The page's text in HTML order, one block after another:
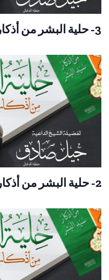
3- حلية البشر من أذكار سيد البشر
2- حلية البشر من أذكار سيد البشر